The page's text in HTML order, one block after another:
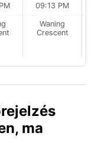
09:13 PM
Waning
Crescent
ma